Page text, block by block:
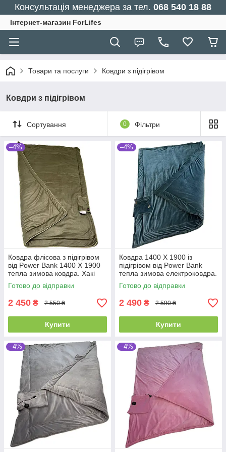
Консультація менеджера за тел. 068 540 18 88
Інтернет-магазин ForLifes
Товари та послуги Ковдри з підігрівом
Ковдри з підігрівом
Сортування 0 Фільтри
–4%
Ковдра флісова з підігрівом
від Power Bank 1400 Х 1900
тепла зимова ковдра. Хакі
Готово до відправки
2 450 ₴ 2 550 ₴
Купити
–4%
Ковдра 1400 Х 1900 із
підігрівом від Power Bank
тепла зимова електроковдра.
Велюр плюш смарагдовий
Готово до відправки
2 490 ₴ 2 590 ₴
Купити
–4% –4%